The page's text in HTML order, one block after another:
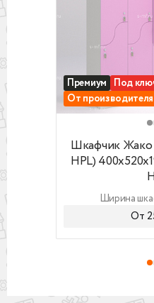
- усиленная задняя стенка
- увеличенная глубина шкафчика
Шкафчик
От производителя
Премиум Под
Шкафчик
HPL)
Ширина